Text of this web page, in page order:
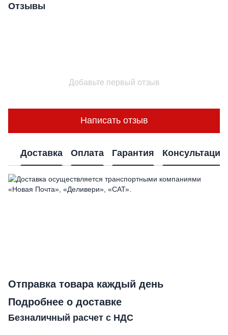
Отзывы
Добавьте первый отзыв
Написать отзыв
Доставка Оплата Гарантия Консультация
Отправка товара каждый день
Подробнее о доставке
Безналичный расчет с НДС